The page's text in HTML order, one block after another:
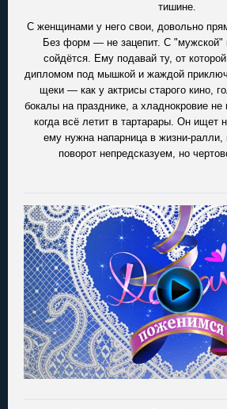
тишине.
С женщинами у него свои, довольно
Без форм — не зацепит. С
сойдётся. Ему подавай ту, от
дипломом под мышкой и жаждой
щеки — как у актрисы старого кино,
бокалы на празднике, а хладнокровие не
когда всё летит в тартарары. Он ищет
ему нужна напарница в жизни-ралли,
поворот непредсказуем, но